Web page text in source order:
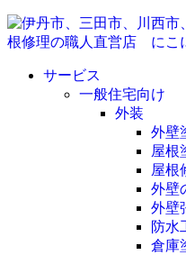
サービス
一般住宅向け
外装
外壁
屋根
屋根
外壁
外壁
防水
倉庫